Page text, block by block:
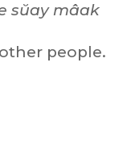
sŭay mâak
people.